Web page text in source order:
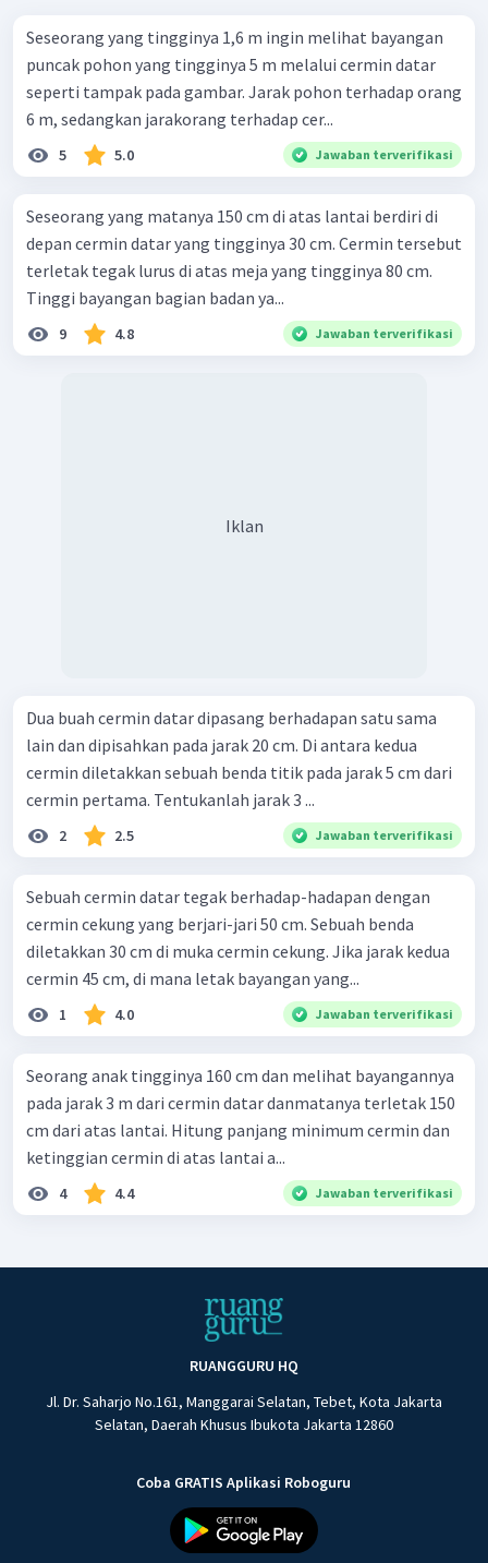
Seseorang yang tingginya 1,6 m ingin melihat bayangan
puncak pohon yang tingginya 5 m melalui cermin datar
seperti tampak pada gambar. Jarak pohon terhadap orang
6 m, sedangkan jarakorang terhadap cer...
5 5.0 Jawaban terverifikasi
Seseorang yang matanya 150 cm di atas lantai berdiri di
depan cermin datar yang tingginya 30 cm. Cermin tersebut
terletak tegak lurus di atas meja yang tingginya 80 cm.
Tinggi bayangan bagian badan ya...
9 4.8 Jawaban terverifikasi
Iklan
Dua buah cermin datar dipasang berhadapan satu sama
lain dan dipisahkan pada jarak 20 cm. Di antara kedua
cermin diletakkan sebuah benda titik pada jarak 5 cm dari
cermin pertama. Tentukanlah jarak 3 ...
2 2.5 Jawaban terverifikasi
Sebuah cermin datar tegak berhadap-hadapan dengan
cermin cekung yang berjari-jari 50 cm. Sebuah benda
diletakkan 30 cm di muka cermin cekung. Jika jarak kedua
cermin 45 cm, di mana letak bayangan yang...
1 4.0 Jawaban terverifikasi
Seorang anak tingginya 160 cm dan melihat bayangannya
pada jarak 3 m dari cermin datar danmatanya terletak 150
cm dari atas lantai. Hitung panjang minimum cermin dan
ketinggian cermin di atas lantai a...
4 4.4 Jawaban terverifikasi
RUANGGURU HQ
Jl. Dr. Saharjo No.161, Manggarai Selatan, Tebet, Kota Jakarta
Selatan, Daerah Khusus Ibukota Jakarta 12860
Coba GRATIS Aplikasi Roboguru